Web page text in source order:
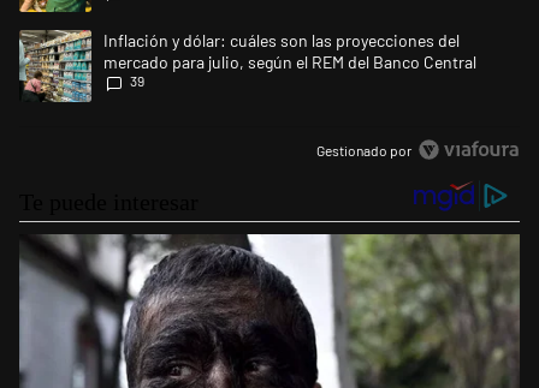
Un artículo de tendencia con el título "Inflación y dólar: cuáles son las
Inflación y dólar: cuáles son las proyecciones del
mercado para julio, según el REM del Banco Central
39
Gestionado por